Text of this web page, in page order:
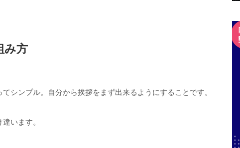
み方
シンプル。自分から挨拶をまず出来るようにすることです。
います。